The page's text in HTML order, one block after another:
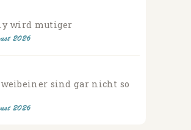
wird mutiger
2026
sind gar nicht so
2026